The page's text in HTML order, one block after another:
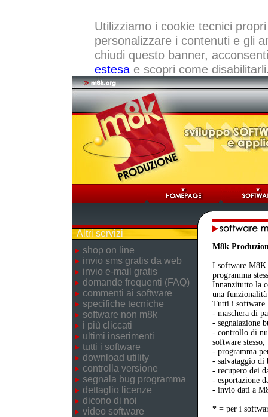
Utilizziamo i cookie tecnici
personalizzare i contenuti e gli
chiudi questo banner,
estesae scopri come
Altri servizi
shop on line
invio sms gratis da web
invio e-mail gratis
domande frequenti (FAQ)
commenti ai software
specifiche tecniche
software non m8k
i più cliccati
ultimi inserimenti
tutti i software
download utility
controlla versione
segnala bug programma
dettaglio licenze
dicono di noi
video software
M8k
I software M8K
programma
Innanzitutto la
una
Tutti i software
- maschera di
- segnalazione
- controllo di
software stesso,
- programma
- salvataggio di
- recupero dei
- esportazione
- invio dati a
* = per i